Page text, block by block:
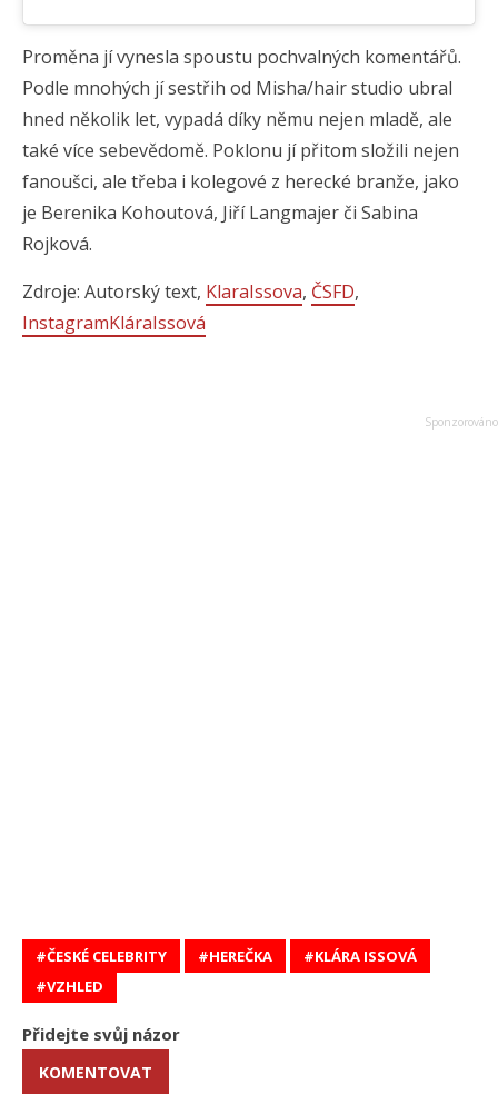
Proměna jí vynesla spoustu pochvalných komentářů.
Podle mnohých jí sestřih od Misha/hair studio ubral
hned několik let, vypadá díky němu nejen mladě, ale
také více sebevědomě. Poklonu jí přitom složili nejen
fanoušci, ale třeba i kolegové z herecké branže, jako
je Berenika Kohoutová, Jiří Langmajer či Sabina
Rojková.
Zdroje: Autorský text, KlaraIssova, ČSFD,
InstagramKláraIssová
ČESKÉ CELEBRITY HEREČKA
KLÁRA ISSOVÁ
VZHLED
Přidejte svůj názor
KOMENTOVAT